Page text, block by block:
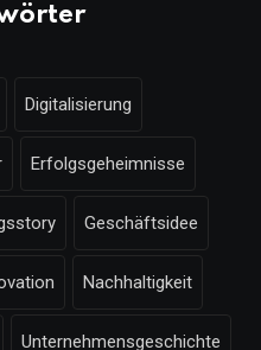
Digitalisierung
Erfolgsgeheimnisse
Geschäftsidee
Nachhaltigkeit
Unternehmensgeschichte